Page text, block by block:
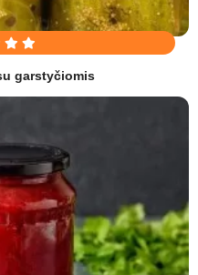
garstyčiomis